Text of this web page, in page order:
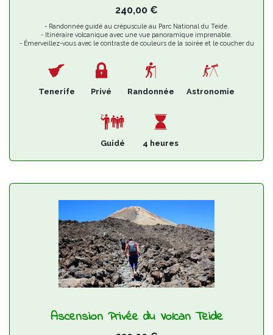
240,00 €
- Randonnée guidé au crépuscule au Parc National du Teide.
- Itinéraire volcanique avec une vue panoramique imprenable.
- Émerveillez-vous avec le contraste de couleurs de la soirée et le coucher du
Tenerife Privé Randonnée Astronomie
Guidé 4 heures
Ascension Privée du Volcan Teide